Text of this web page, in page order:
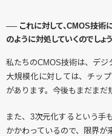
── これに対して、CMOS技術
のように対処していくのでしょう
私たちのCMOS技術は、デジ
大規模化に対しては、チッ
があります。今後もまだまだ
また、3次元化するという手
かかわっているので、限界